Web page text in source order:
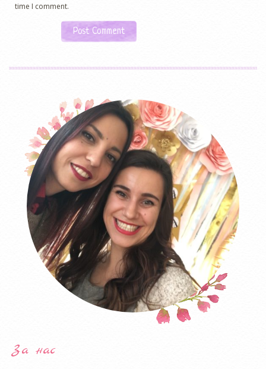
time I comment.
За нас